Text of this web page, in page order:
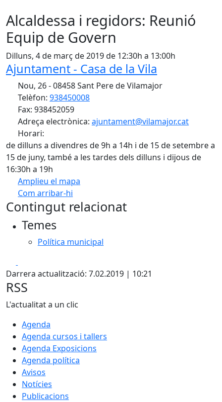
Alcaldessa i regidors: Reunió
Equip de Govern
Dilluns, 4 de març de 2019 de 12:30h a 13:00h
Ajuntament - Casa de la Vila
Nou, 26 - 08458 Sant Pere de Vilamajor
Telèfon: 938450008
Fax: 938452059
Adreça electrònica: ajuntament@vilamajor.cat
Horari:
de dilluns a divendres de 9h a 14h i de 15 de setembre a
15 de juny, també a les tardes dels dilluns i dijous de
16:30h a 19h
Amplieu el mapa
Com arribar-hi
+
Contingut relacionat
Temes
Política municipal
Darrera actualització: 7.02.2019 | 10:21
RSS
L'actualitat a un clic
Agenda
Agenda cursos i tallers
Agenda Exposicions
Agenda política
Avisos
Notícies
Publicacions